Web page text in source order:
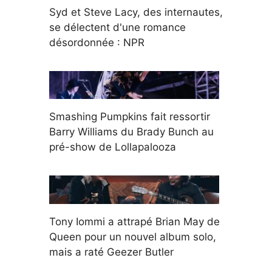
Syd et Steve Lacy, des internautes,
se délectent d'une romance
désordonnée : NPR
Smashing Pumpkins fait ressortir
Barry Williams du Brady Bunch au
pré-show de Lollapalooza
Tony Iommi a attrapé Brian May de
Queen pour un nouvel album solo,
mais a raté Geezer Butler